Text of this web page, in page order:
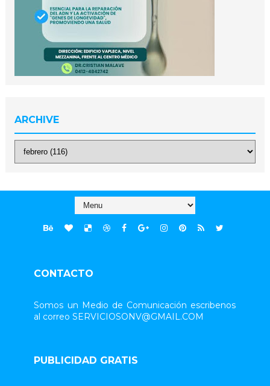
ARCHIVE
CONTACTO
Somos un Medio de Comunicación escribenos
al correo SERVICIOSONV@GMAIL.COM
PUBLICIDAD GRATIS